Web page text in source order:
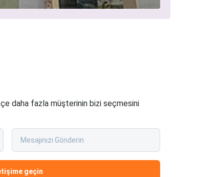
daha fazla müşterinin bizi seçmesini
geçin